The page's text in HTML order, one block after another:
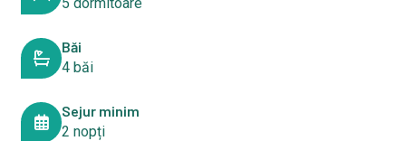
Băi
4 băi
Sejur minim
2 nopți